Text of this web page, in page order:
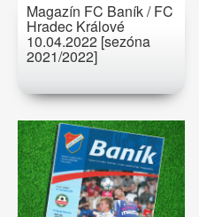
Magazín FC Baník / FC
Hradec Králové
10.04.2022 [sezóna
2021/2022]